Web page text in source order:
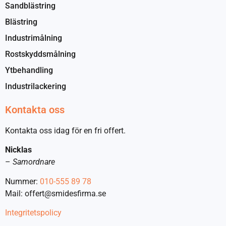
Sandblästring
Blästring
Industrimålning
Rostskyddsmålning
Ytbehandling
Industrilackering
Kontakta oss
Kontakta oss idag för en fri offert.
Nicklas
– Samordnare
Nummer: 010-555 89 78
Mail: offert@smidesfirma.se
Integritetspolicy